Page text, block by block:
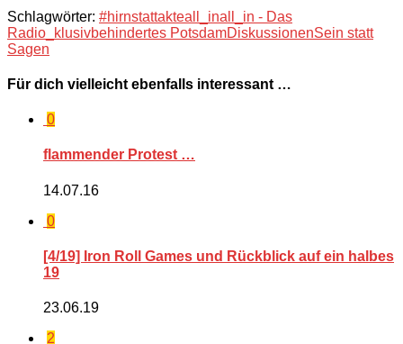
Schlagwörter: #hirnstattakteall_inall_in - Das
Radio_klusivbehindertes PotsdamDiskussionenSein statt
Sagen
Für dich vielleicht ebenfalls interessant …
0
flammender Protest …
14.07.16
0
[4/19] Iron Roll Games und Rückblick auf ein halbes
19
23.06.19
2